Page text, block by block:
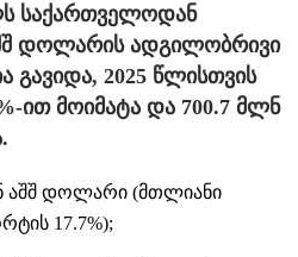
საქართველოდან
დოლარის ადგილობრივი
გავიდა, 2025 წლისთვის
ით მოიმატა და 700.7 მლნ
აშშ დოლარი (მთლიანი
17.7%);